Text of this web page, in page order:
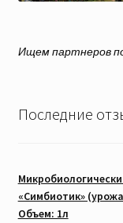
Ищем партнеров
Последние
«Симбиотик»
Объем: 1л